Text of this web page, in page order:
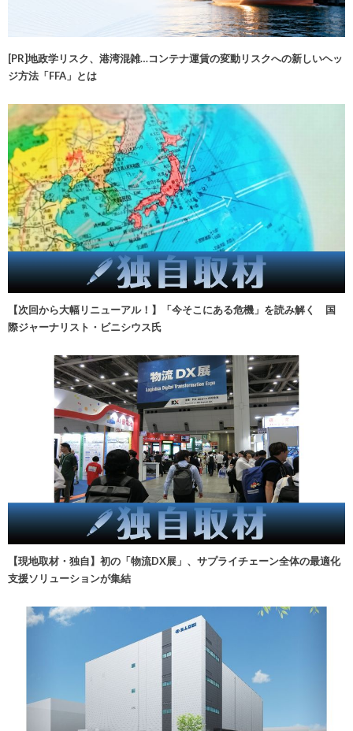
[PR]地政学リスク、港湾混雑…コンテナ運賃の変動リスクへの新しいヘッ
ジ方法「FFA」とは
【次回から大幅リニューアル！】「今そこにある危機」を読み解く 国
際ジャーナリスト・ビニシウス氏
【現地取材・独自】初の「物流DX展」、サプライチェーン全体の最適化
支援ソリューションが集結